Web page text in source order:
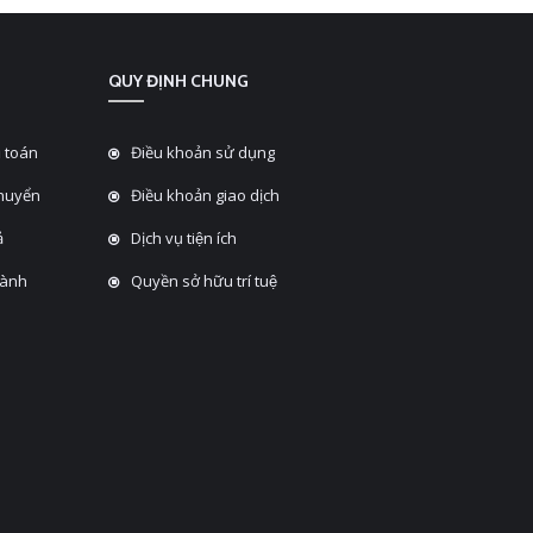
toán
QUY ĐỊNH CHUNG
Điều khoản sử dụng
Điều khoản giao dịch
Dịch vụ tiện ích
Quyền sở hữu trí tuệ